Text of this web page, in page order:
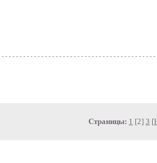
Страницы: 1 [2] 3 [